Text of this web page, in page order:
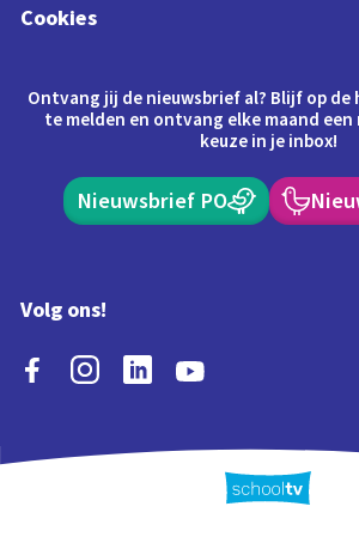
Cookies
Ontvang jij de nieuwsbrief al? Blijf op
te melden en ontvang elke maand
keuze in je inbox!
Nieuwsbrief PO
Volg ons!